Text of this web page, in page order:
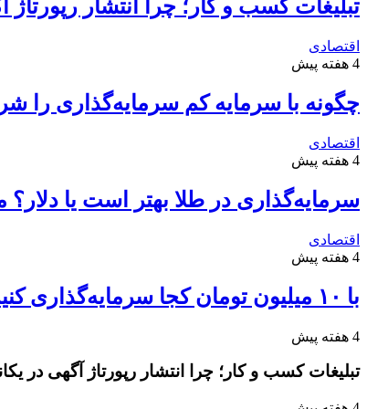
تبلیغات کسب و کار؛ چرا انتشار
اقتصادی
4 هفته پیش
چگونه با سرمایه کم سرمایه‌گذاری را
اقتصادی
4 هفته پیش
سرمایه‌گذاری در طلا بهتر است یا
اقتصادی
4 هفته پیش
با ۱۰ میلیون تومان کجا سرمایه‌گذاری کنیم؟ بررسی سودآورترین گزینه‌ها
4 هفته پیش
تبلیغات کسب و کار؛ چرا انتشار رپورتاژ آگهی در